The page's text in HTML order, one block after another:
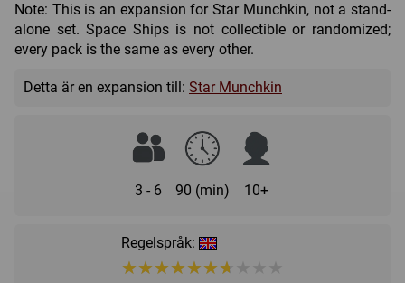
Note: This is an expansion for Star Munchkin, not a stand-
alone set. Space Ships is not collectible or randomized;
every pack is the same as every other.
Detta är en expansion till: Star Munchkin
3 - 6 90 (min) 10+
Regelspråk:
★★★★★★★★★★
★★★★★★★★★★